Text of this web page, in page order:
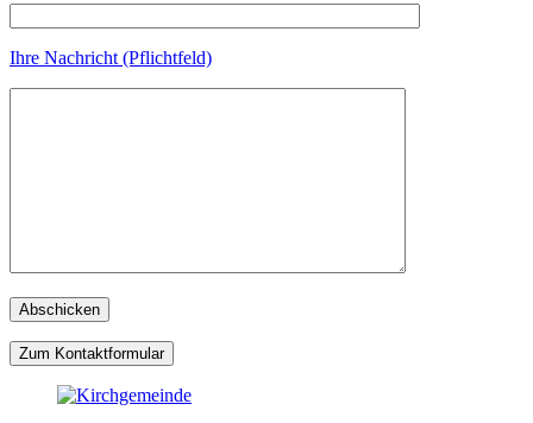
Ihre Nachricht (Pflichtfeld)
Zum Kontaktformular